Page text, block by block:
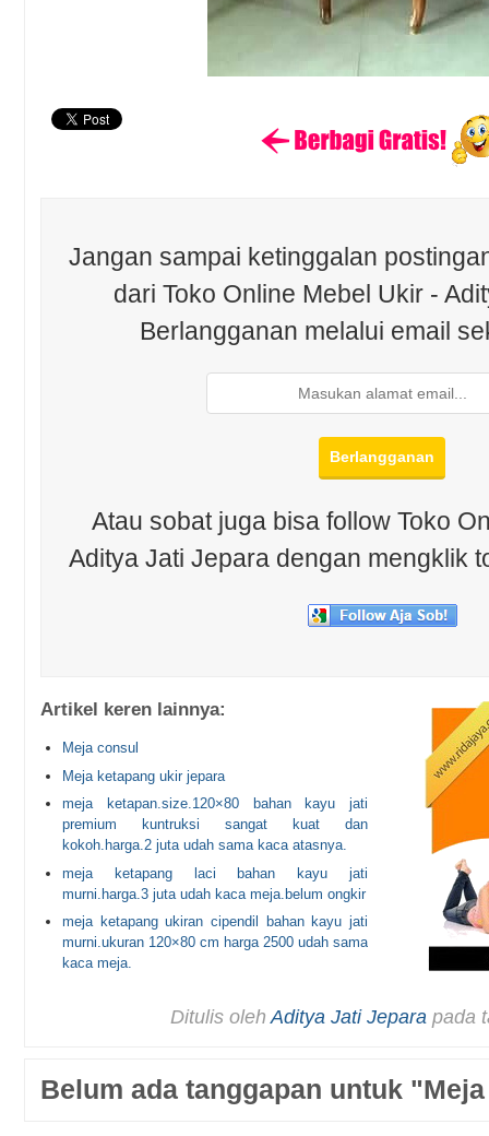
Jangan sampai ketinggalan
dari Toko Online Mebel Ukir -
Berlangganan melalui email
Atau sobat juga bisa follow Toko
Aditya Jati Jepara dengan mengklik
Artikel keren lainnya:
Meja consul
Meja ketapang ukir jepara
meja ketapan.size.120×80 bahan kayu jati
premium kuntruksi sangat kuat dan
kokoh.harga.2 juta udah sama kaca atasnya.
meja ketapang laci bahan kayu jati
murni.harga.3 juta udah kaca meja.belum ongkir
meja ketapang ukiran cipendil bahan kayu jati
murni.ukuran 120×80 cm harga 2500 udah sama
kaca meja.
Ditulis olehAditya Jati Jepara pada
Belum ada tanggapan untuk